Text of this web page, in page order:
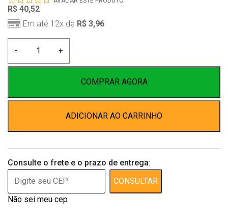
0
out
of
R$ 40,52
Em até 12x de R$ 3,96
-
Gold
250
+
COMPRAR AGORA
ADICIONAR AO CARRINHO
Consulte o frete e o prazo de entrega:
CONSULTAR
Não sei meu cep